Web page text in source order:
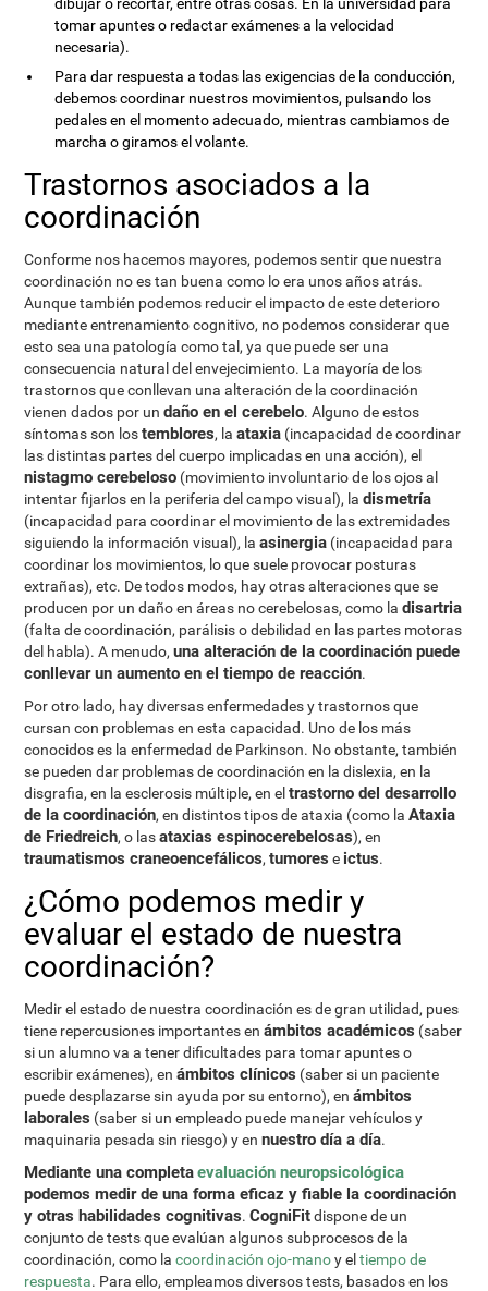
tomar apuntes o redactar exámenes a la velocidad
necesaria).
Para dar respuesta a todas las exigencias de la conducción,
debemos coordinar nuestros movimientos, pulsando los
pedales en el momento adecuado, mientras cambiamos de
marcha o giramos el volante.
Trastornos asociados a la
coordinación
Conforme nos hacemos mayores, podemos sentir que nuestra
coordinación no es tan buena como lo era unos años atrás.
Aunque también podemos reducir el impacto de este deterioro
mediante entrenamiento cognitivo, no podemos considerar que
esto sea una patología como tal, ya que puede ser una
consecuencia natural del envejecimiento. La mayoría de los
trastornos que conllevan una alteración de la coordinación
vienen dados por undaño en el cerebelo. Alguno de estos
síntomas son lostemblores, laataxia (incapacidad de coordinar
las distintas partes del cuerpo implicadas en una acción), el
nistagmo cerebeloso (movimiento involuntario de los ojos al
intentar fijarlos en la periferia del campo visual), ladismetría
(incapacidad para coordinar el movimiento de las extremidades
siguiendo la información visual), laasinergia (incapacidad para
coordinar los movimientos, lo que suele provocar posturas
extrañas), etc. De todos modos, hay otras alteraciones que se
producen por un daño en áreas no cerebelosas, como ladisartria
(falta de coordinación, parálisis o debilidad en las partes motoras
del habla). A menudo,una alteración de la coordinación puede
conllevar un aumento en el tiempo de reacción.
Por otro lado, hay diversas enfermedades y trastornos que
cursan con problemas en esta capacidad. Uno de los más
conocidos es la enfermedad de Parkinson. No obstante, también
se pueden dar problemas de coordinación en la dislexia, en la
disgrafia, en la esclerosis múltiple, en eltrastorno del desarrollo
de la coordinación, en distintos tipos de ataxia (como laAtaxia
de Friedreich, o lasataxias espinocerebelosas), en
traumatismos craneoencefálicos,tumores e ictus.
¿Cómo podemos medir y
evaluar el estado de nuestra
coordinación?
Medir el estado de nuestra coordinación es de gran utilidad, pues
tiene repercusiones importantes enámbitos académicos (saber
si un alumno va a tener dificultades para tomar apuntes o
escribir exámenes), enámbitos clínicos (saber si un paciente
puede desplazarse sin ayuda por su entorno), enámbitos
laborales (saber si un empleado puede manejar vehículos y
maquinaria pesada sin riesgo) y ennuestro día a día.
Mediante una completaevaluación neuropsicológica
podemos medir de una forma eficaz y fiable la coordinación
y otras habilidades cognitivas.CogniFitdispone de un
conjunto de tests que evalúan algunos subprocesos de la
coordinación, como lacoordinación ojo-manoy eltiempo de
respuesta. Para ello, empleamos diversos tests, basados en los